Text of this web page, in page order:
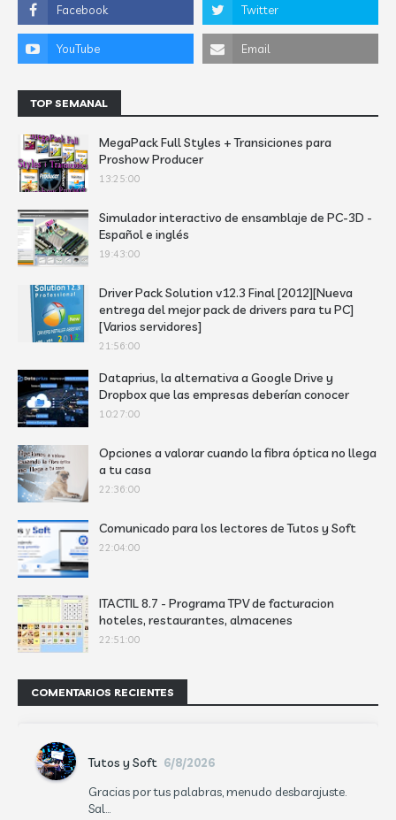
TOP SEMANAL
MegaPack Full Styles + Transiciones para
Proshow Producer
13:25:00
Simulador interactivo de ensamblaje de PC-3D -
Español e inglés
19:43:00
Driver Pack Solution v12.3 Final [2012][Nueva
entrega del mejor pack de drivers para tu PC]
[Varios servidores]
21:56:00
Dataprius, la alternativa a Google Drive y
Dropbox que las empresas deberían conocer
10:27:00
Opciones a valorar cuando la fibra óptica no llega
a tu casa
22:36:00
Comunicado para los lectores de Tutos y Soft
22:04:00
ITACTIL 8.7 - Programa TPV de facturacion
hoteles, restaurantes, almacenes
22:51:00
COMENTARIOS RECIENTES
Tutos y Soft 6/8/2026
Gracias por tus palabras, menudo desbarajuste.
Sal...